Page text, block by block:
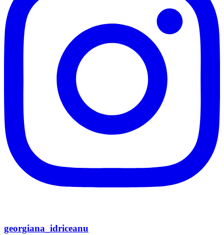
georgiana_idriceanu